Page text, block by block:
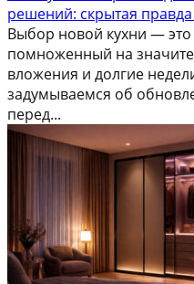
решений: скрытая
Выбор новой кухни — это
помноженный на
вложения и долгие
задумываемся об
перед...